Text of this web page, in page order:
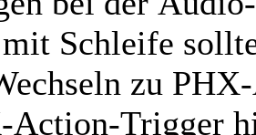
Schleife
zu
Action-Trigger